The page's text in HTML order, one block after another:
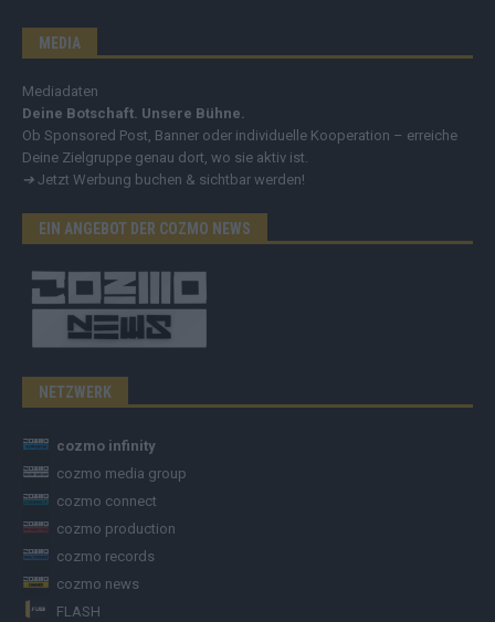
MEDIA
Mediadaten
Deine Botschaft. Unsere Bühne.
Ob Sponsored Post, Banner oder individuelle Kooperation – erreiche
Deine Zielgruppe genau dort, wo sie aktiv ist.
➔ Jetzt Werbung buchen & sichtbar werden!
EIN ANGEBOT DER COZMO NEWS
NETZWERK
cozmo infinity
cozmo media group
cozmo connect
cozmo production
cozmo records
cozmo news
FLASH